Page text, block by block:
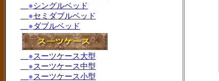
●シングルベッド
●セミダブルベッド
●ダブルベッド
●スーツケース大型
●スーツケース中型
●スーツケース小型